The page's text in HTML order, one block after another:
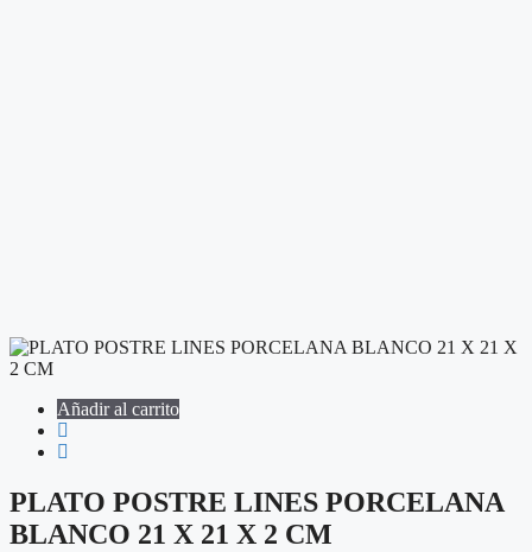
Añadir al carrito
PLATO POSTRE LINES PORCELANA
BLANCO 21 X 21 X 2 CM